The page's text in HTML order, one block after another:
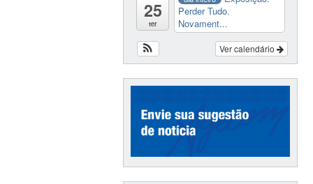
25
ter
Perder Tudo.
Novament...
Ver calendário